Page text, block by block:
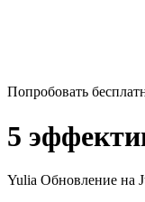
Попробовать
5
Yulia Обновление на